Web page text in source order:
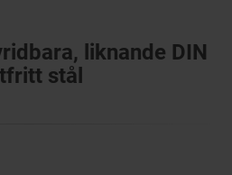
liknande DIN
stål